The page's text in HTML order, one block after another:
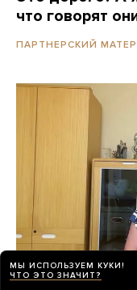
что говорят
ПАРТНЕРСКИЙ
МЫ ИСПОЛЬЗУЕМ КУКИ!
ЧТО ЭТО ЗНАЧИТ?